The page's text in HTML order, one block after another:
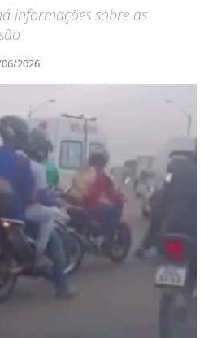
informações sobre as
2026